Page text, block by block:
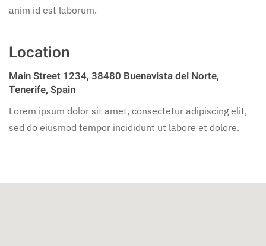
anim id est laborum.
Location
Main Street 1234, 38480 Buenavista del Norte,
Tenerife, Spain
Lorem ipsum dolor sit amet, consectetur adipiscing elit,
sed do eiusmod tempor incididunt ut labore et dolore.